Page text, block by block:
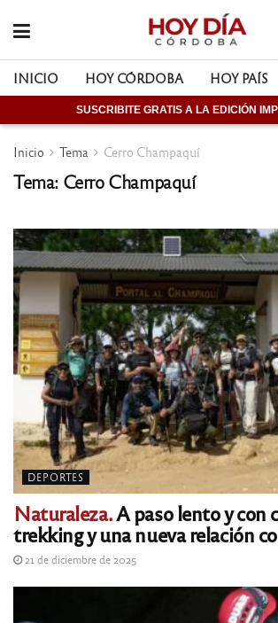
INICIO HOY CÓRDOBA HOY PAÍS
SUSCRIBITE GRATIS A LA EDICIÓN
Inicio Tema Cerro Champaquí
Tema: Cerro Champaquí
DEPORTES
Naturaleza.A paso lento y con
trekking y una nueva relación
21 de diciembre de 2025